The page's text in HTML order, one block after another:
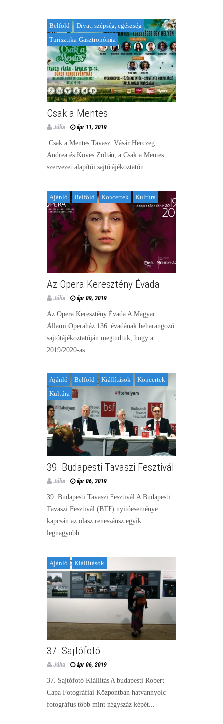
Belföld
Divat, szépség, egészség
Turisztika-Gasztronómia
Csak a Mentes
Júlia ápr 11, 2019
Csak a Mentes Tavaszi Vásár Herczeg
Andrea és Köves Zoltán, a Csak a Mentes
szervezet alapítói sajtótájékoztatón...
Ajánló Belföld Koncertek Kultúra
Az Opera Keresztény Évada
Júlia ápr 09, 2019
Az Opera Keresztény Évada A Magyar
Állami Operaház 136. évadának beharangozó
sajtótájékoztatóján megtudtuk, hogy a
2019/2020-as...
Ajánló Belföld Kiállítások
Koncertek
Kultúra
39. Budapesti Tavaszi Fesztivál
Júlia ápr 06, 2019
39. Budapesti Tavaszi Fesztivál A Budapesti
Tavaszi Fesztivál (BTF) nyitóeseménye
kapcsán az olasz reneszánsz egyik
legnagyobb...
Ajánló Kiállítások
37. Sajtófotó
Júlia ápr 06, 2019
37. Sajtófotó Kiállítás A budapesti Robert
Capa Fotográfiai Központban hatvannyolc
fotográfus több mint négyszáz képét...